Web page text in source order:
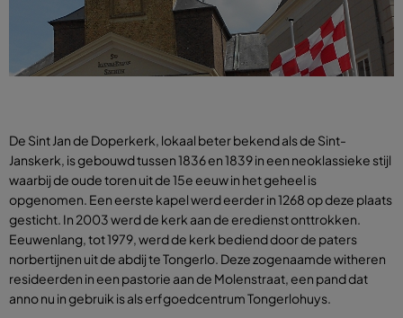
De Sint Jan de Doperkerk, lokaal beter bekend als de Sint-
Janskerk, is gebouwd tussen 1836 en 1839 in een neoklassieke stijl
waarbij de oude toren uit de 15e eeuw in het geheel is
opgenomen. Een eerste kapel werd eerder in 1268 op deze plaats
gesticht. In 2003 werd de kerk aan de eredienst onttrokken.
Eeuwenlang, tot 1979, werd de kerk bediend door de paters
norbertijnen uit de abdij te Tongerlo. Deze zogenaamde witheren
resideerden in een pastorie aan de Molenstraat, een pand dat
anno nu in gebruik is als erfgoedcentrum Tongerlohuys.